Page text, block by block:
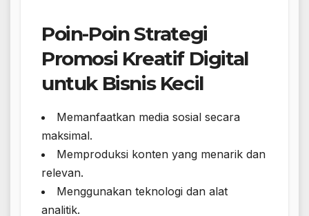
Poin-Poin Strategi
Promosi Kreatif Digital
untuk Bisnis Kecil
Memanfaatkan media sosial secara
maksimal.
Memproduksi konten yang menarik dan
relevan.
Menggunakan teknologi dan alat
analitik.